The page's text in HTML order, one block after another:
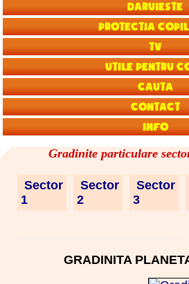
Daruieste
Protectia
TV
Utile pentru
Cauta
Contact
Info
Gradinite particulare
Sector
1
Sector
2
Sector
3
GRADINITA